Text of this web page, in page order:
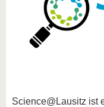
Science@Lausitz ist